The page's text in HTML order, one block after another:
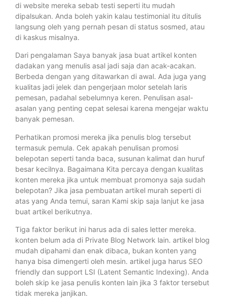
di website mereka sebab testi seperti itu mudah
dipalsukan. Anda boleh yakin kalau testimonial itu ditulis
langsung oleh yang pernah pesan di status sosmed, atau
di kaskus misalnya.
Dari pengalaman Saya banyak jasa buat artikel konten
dadakan yang menulis asal jadi saja dan acak-acakan.
Berbeda dengan yang ditawarkan di awal. Ada juga yang
kualitas jadi jelek dan pengerjaan molor setelah laris
pemesan, padahal sebelumnya keren. Penulisan asal-
asalan yang penting cepat selesai karena mengejar waktu
banyak pemesan.
Perhatikan promosi mereka jika penulis blog tersebut
termasuk pemula. Cek apakah penulisan promosi
belepotan seperti tanda baca, susunan kalimat dan huruf
besar kecilnya. Bagaimana Kita percaya dengan kualitas
konten mereka jika untuk membuat promonya saja sudah
belepotan? Jika jasa pembuatan artikel murah seperti di
atas yang Anda temui, saran Kami skip saja lanjut ke jasa
buat artikel berikutnya.
Tiga faktor berikut ini harus ada di sales letter mereka.
konten belum ada di Private Blog Network lain. artikel blog
mudah dipahami dan enak dibaca, bukan konten yang
hanya bisa dimengerti oleh mesin. artikel juga harus SEO
friendly dan support LSI (Latent Semantic Indexing). Anda
boleh skip ke jasa penulis konten lain jika 3 faktor tersebut
tidak mereka janjikan.